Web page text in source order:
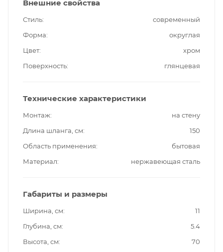
Внешние свойства
Стиль
современный
Форма
округлая
Цвет
хром
Поверхность
глянцевая
Технические характеристики
Монтаж
на стену
Длина шланга, см
150
Область применения
бытовая
Материал
нержавеющая сталь
Габариты и размеры
Ширина, см
11
Глубина, см
5.4
Высота, см
70